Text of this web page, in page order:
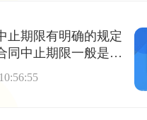
止期限有明确的规定
同中止期限一般是几